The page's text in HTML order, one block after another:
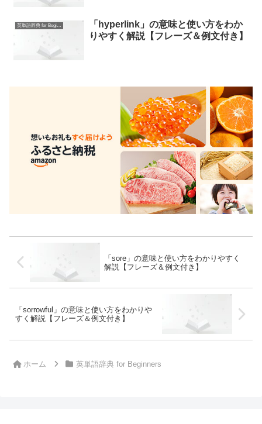
英単語辞典 for Beginners
「hyperlink」の意味と使い方をわか
りやすく解説【フレーズ＆例文付き】
「sore」の意味と使い方をわかりやすく
解説【フレーズ＆例文付き】
「sorrowful」の意味と使い方をわかりや
すく解説【フレーズ＆例文付き】
ホーム 英単語辞典 for Beginners